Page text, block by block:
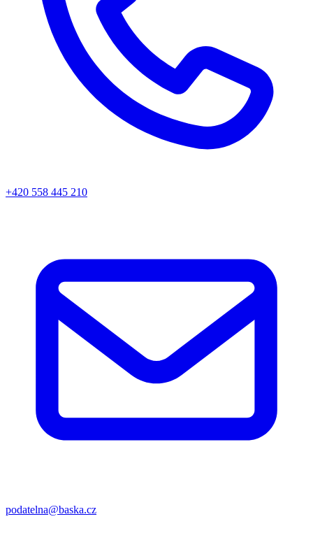
+420 558 445 210
podatelna@baska.cz